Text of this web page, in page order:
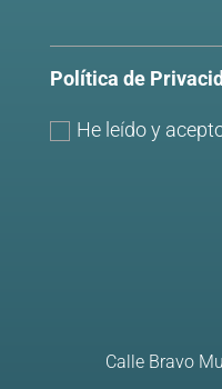
Política de
He leído y
Calle Bravo